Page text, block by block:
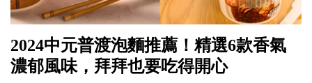
2024中元普渡泡麵推薦！精選6款香氣
濃郁風味，拜拜也要吃得開心